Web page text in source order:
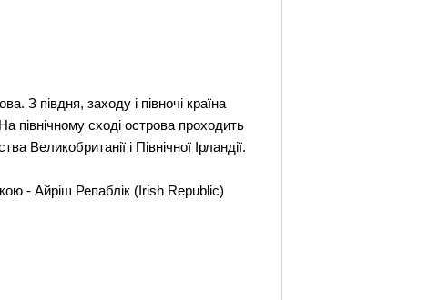
З півдня, заходу і півночі країна
північному сході острова проходить
Великобританії і Північної Ірландії.
- Айріш Репаблік (Irish Republic)